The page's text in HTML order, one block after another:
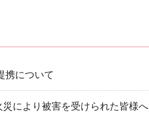
携について
により被害を受けられた皆様へ